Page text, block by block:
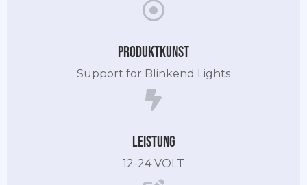
Produktkunst
Support for Blinkend Lights
Leistung
12-24 VOLT